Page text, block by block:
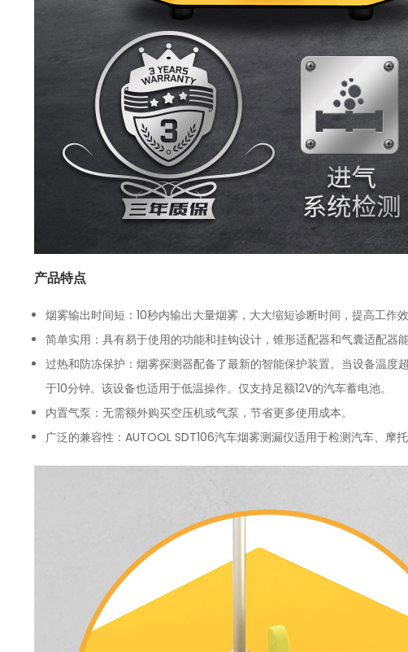
产品特点
烟雾输出时间短：10秒内输出大量烟雾，大大缩短诊断时间，提高工作效
简单实用：具有易于使用的功能和挂钩设计，锥形适配器和气囊适配器
过热和防冻保护：烟雾探测器配备了最新的智能保护装置。当设备温
于10分钟。该设备也适用于低温操作。仅支持足额12V的汽车蓄电池。
内置气泵：无需额外购买空压机或气泵，节省更多使用成本。
广泛的兼容性：AUTOOL SDT106汽车烟雾测漏仪适用于检测汽车、摩